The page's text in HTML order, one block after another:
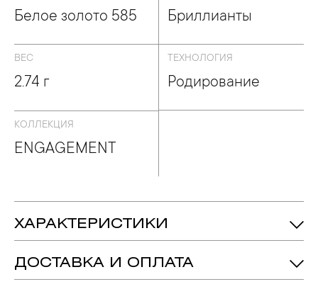
Белое золото 585 Бриллианты
ВЕС
2.74 г
ТЕХНОЛОГИЯ
Родирование
КОЛЛЕКЦИЯ
ENGAGEMENT
ХАРАКТЕРИСТИКИ
Вставка: Бриллиант - Количество: 30,
0.28ct. подробнее
ДОСТАВКА И ОПЛАТА